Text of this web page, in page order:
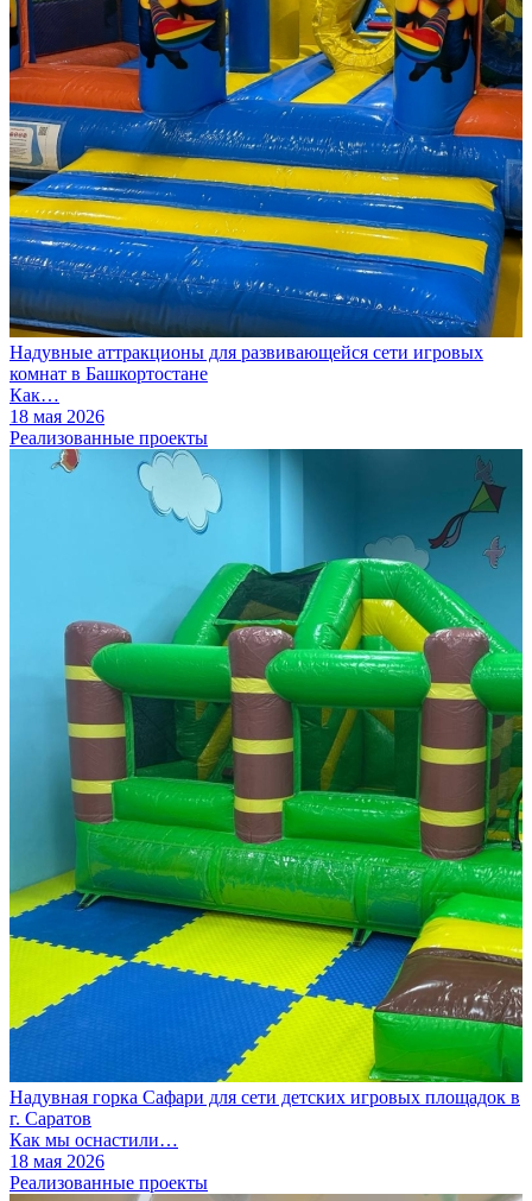
Надувные аттракционы для развивающейся сети игровых
комнат в Башкортостане
Как…
18 мая 2026
Реализованные проекты
Надувная горка Сафари для сети детских игровых площадок в
г. Саратов
Как мы оснастили…
18 мая 2026
Реализованные проекты